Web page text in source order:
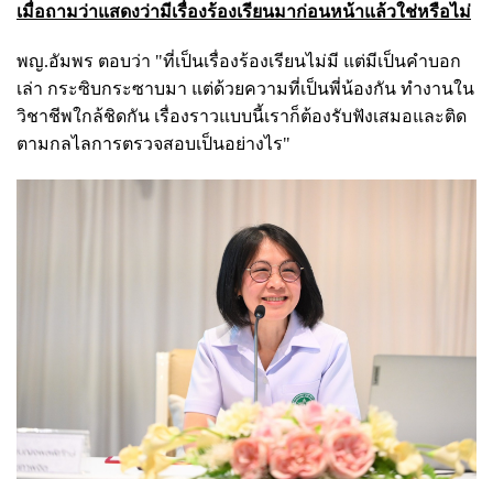
เมื่อถามว่าแสดงว่ามีเรื่องร้องเรียนมาก่อนหน้าแล้วใช่หรือไม่
พญ.อัมพร ตอบว่า "ที่เป็นเรื่องร้องเรียนไม่มี แต่มีเป็นคำบอก
เล่า กระซิบกระซาบมา แต่ด้วยความที่เป็นพี่น้องกัน ทำงานใน
วิชาชีพใกล้ชิดกัน เรื่องราวแบบนี้เราก็ต้องรับฟังเสมอและติด
ตามกลไลการตรวจสอบเป็นอย่างไร"